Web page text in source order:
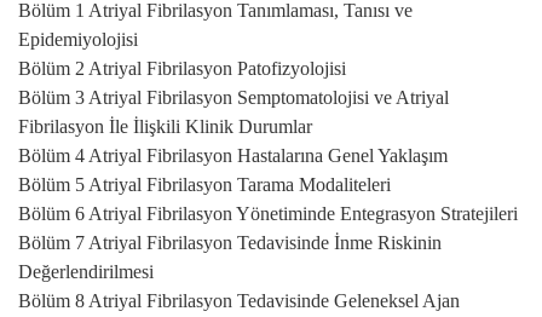
Bölüm 1 Atriyal Fibrilasyon Tanımlaması, Tanısı ve
Epidemiyolojisi
Bölüm 2 Atriyal Fibrilasyon Patofizyolojisi
Bölüm 3 Atriyal Fibrilasyon Semptomatolojisi ve Atriyal
Fibrilasyon İle İlişkili Klinik Durumlar
Bölüm 4 Atriyal Fibrilasyon Hastalarına Genel Yaklaşım
Bölüm 5 Atriyal Fibrilasyon Tarama Modaliteleri
Bölüm 6 Atriyal Fibrilasyon Yönetiminde Entegrasyon Stratejileri
Bölüm 7 Atriyal Fibrilasyon Tedavisinde İnme Riskinin
Değerlendirilmesi
Bölüm 8 Atriyal Fibrilasyon Tedavisinde Geleneksel Ajan